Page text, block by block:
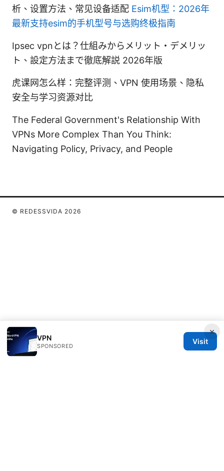
析、设置方法、常见设备适配 Esim机型：2026年
最新支持esim的手机型号与选购终极指南
Ipsec vpnとは？仕組みからメリット・デメリッ
ト、設定方法まで徹底解説 2026年版
虎课网怎么样：完整评测、VPN 使用场景、隐私
安全与学习资源对比
The Federal Government's Relationship With
VPNs More Complex Than You Think:
Navigating Policy, Privacy, and People
×
VPN
SPONSORED
Visit
© REDESSVIDA 2026